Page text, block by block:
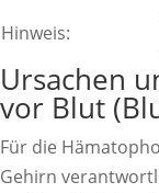
Hinweis:
Ursachen
vor Blut
Für die
Gehirn